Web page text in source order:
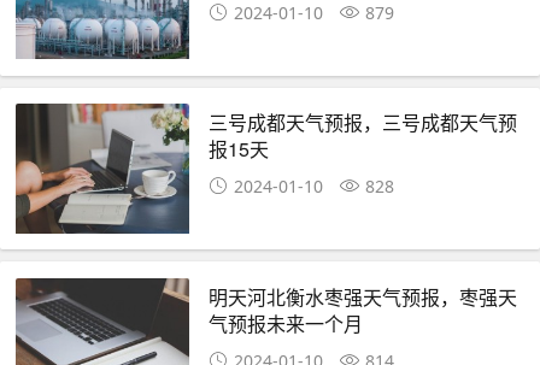
2024-01-10 879
三号成都天气预报，三号成都天气预
报15天
2024-01-10 828
明天河北衡水枣强天气预报，枣强天
气预报未来一个月